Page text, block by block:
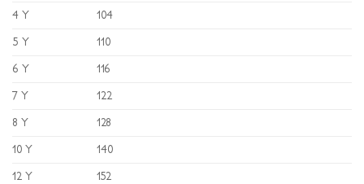
4 Y 104
5 Y 110
6 Y 116
7 Y 122
8 Y 128
10 Y 140
12 Y 152